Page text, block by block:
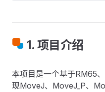
1. 项目介绍
本项目是一个基于RM65
现MoveJ、MoveJ_P、